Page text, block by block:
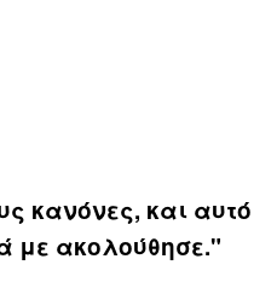
κανόνες, και αυτό
με ακολούθησε."